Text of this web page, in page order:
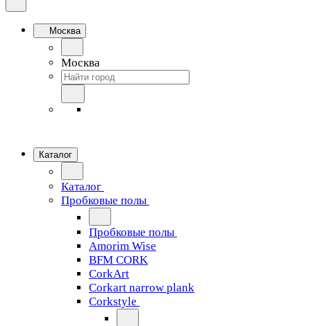
Москва
Москва
Каталог
Каталог
Пробковые полы
Пробковые полы
Amorim Wise
BFM CORK
CorkArt
Corkart narrow plank
Corkstyle